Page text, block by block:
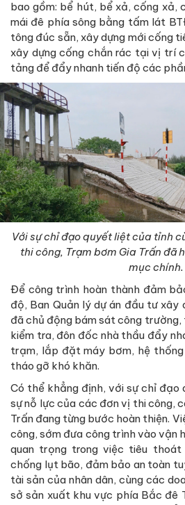
bao gồm: bể hút, bể xả, cống xả,
mái đê phía sông bằng tấm lát
tông đúc sẵn, xây dựng mới cống
xây dựng cống chắn rác tại vị trí
tảng để đẩy nhanh tiến độ các
Với sự chỉ đạo quyết liệt của tỉnh
thi công, Trạm bơm Gia Trấn đã
mục chính.
Để công trình hoàn thành đảm
độ, Ban Quản lý dự án đầu tư xây
đã chủ động bám sát công trường,
kiểm tra, đôn đốc nhà thầu đẩy
trạm, lắp đặt máy bơm, hệ
tháo gỡ khó khăn.
Có thể khẳng định, với sự chỉ
sự nỗ lực của các đơn vị thi công,
Trấn đang từng bước hoàn thiện.
công, sớm đưa công trình vào vận
quan trọng trong việc tiêu thoát
chống lụt bão, đảm bảo an toàn
tài sản của nhân dân, cùng các
sở sản xuất khu vực phía Bắc đê